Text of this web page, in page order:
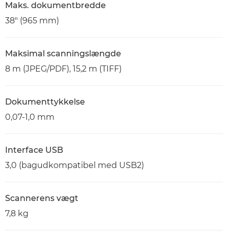
Maks. dokumentbredde
38" (965 mm)
Maksimal scanningslængde
8 m (JPEG/PDF), 15,2 m (TIFF)
Dokumenttykkelse
0,07-1,0 mm
Interface USB
3,0 (bagudkompatibel med USB2)
Scannerens vægt
7,8 kg